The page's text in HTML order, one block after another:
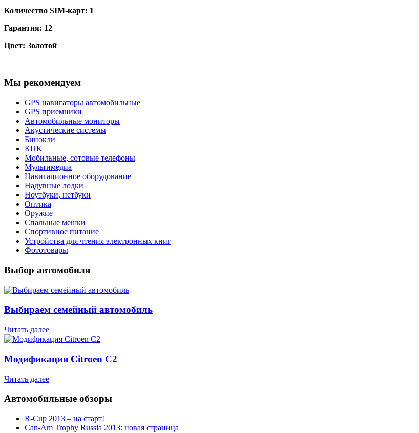
Количество SIM-карт: 1
Гарантия: 12
Цвет: Золотой
Мы рекомендуем
GPS навигаторы автомобильные
GPS приемники
Автомобильные мониторы
Акустические системы
Бинокли
КПК
Мобильные, сотовые телефоны
Мультимедиа
Навигационное оборудование
Надувные лодки
Ноутбуки, нетбуки
Оптика
Оружие
Спальные мешки
Спортивное питание
Устройства для чтения электронных книг
Фототовары
Выбор автомобиля
Выбираем семейный автомобиль
Читать далее
Модификация Citroen С2
Читать далее
Автомобильные обзоры
R-Cup 2013 – на старт!
Can-Am Trophy Russia 2013: новая страница